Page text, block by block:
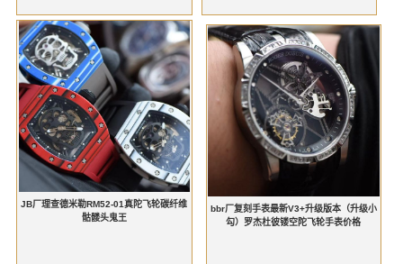
JB厂理查德米勒RM52-01真陀飞轮碳纤维
骷髅头鬼王
bbr厂复刻手表最新V3+升级版本（升级小
勾）罗杰杜彼镂空陀飞轮手表价格